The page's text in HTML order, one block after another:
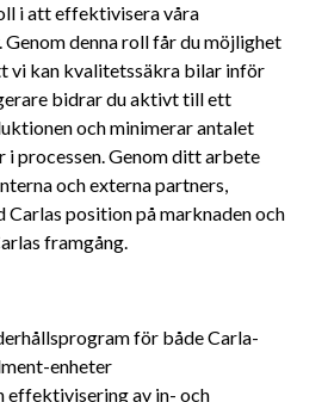
i att effektivisera våra
denna roll får du möjlighet
vi kan kvalitetssäkra bilar inför
bidrar du aktivt till ett
och minimerar antalet
i processen. Genom ditt arbete
och externa partners,
position på marknaden och
framgång.
för både Carla-
enheter
effektivisering av in- och